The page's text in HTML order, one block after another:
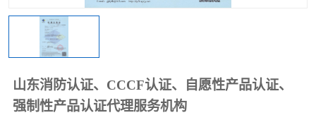
山东消防认证、CCCF认证、自愿性产品认证、
强制性产品认证代理服务机构